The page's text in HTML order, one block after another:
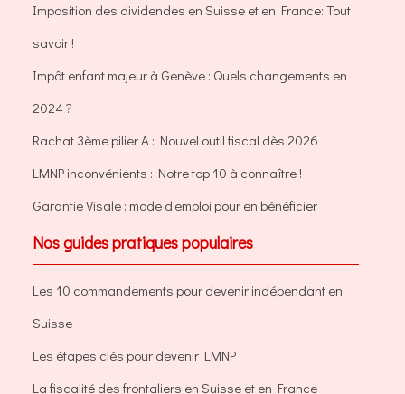
Imposition des dividendes en Suisse et en France: Tout
savoir !
Impôt enfant majeur à Genève : Quels changements en
2024 ?
Rachat 3ème pilier A : Nouvel outil fiscal dès 2026
LMNP inconvénients : Notre top 10 à connaître !
Garantie Visale : mode d’emploi pour en bénéficier
Nos guides pratiques populaires
Les 10 commandements pour devenir indépendant en
Suisse
Les étapes clés pour devenir LMNP
La fiscalité des frontaliers en Suisse et en France